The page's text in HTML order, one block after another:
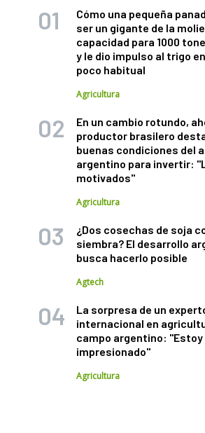
Cómo una pequeña
ser un gigante de la
capacidad para 1000
y le dio impulso al trigo
poco habitual
Agricultura
En un cambio rotundo,
productor brasilero
buenas condiciones del
argentino para invertir:
motivados"
Agricultura
¿Dos cosechas de soja
siembra? El desarrollo
busca hacerlo posible
Agtech
La sorpresa de un
internacional en
campo argentino: "Estoy
impresionado"
Agricultura